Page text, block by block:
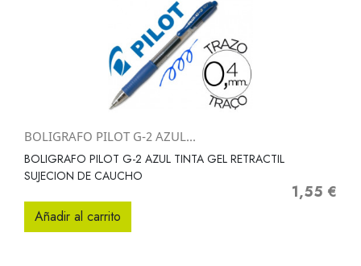
BOLIGRAFO PILOT G-2 AZUL...
BOLIGRAFO PILOT G-2 AZUL TINTA GEL RETRACTIL
SUJECION DE CAUCHO
Precio
1,55 €
Añadir al carrito